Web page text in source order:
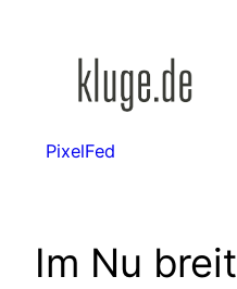
PixelFed
Im Nu breit